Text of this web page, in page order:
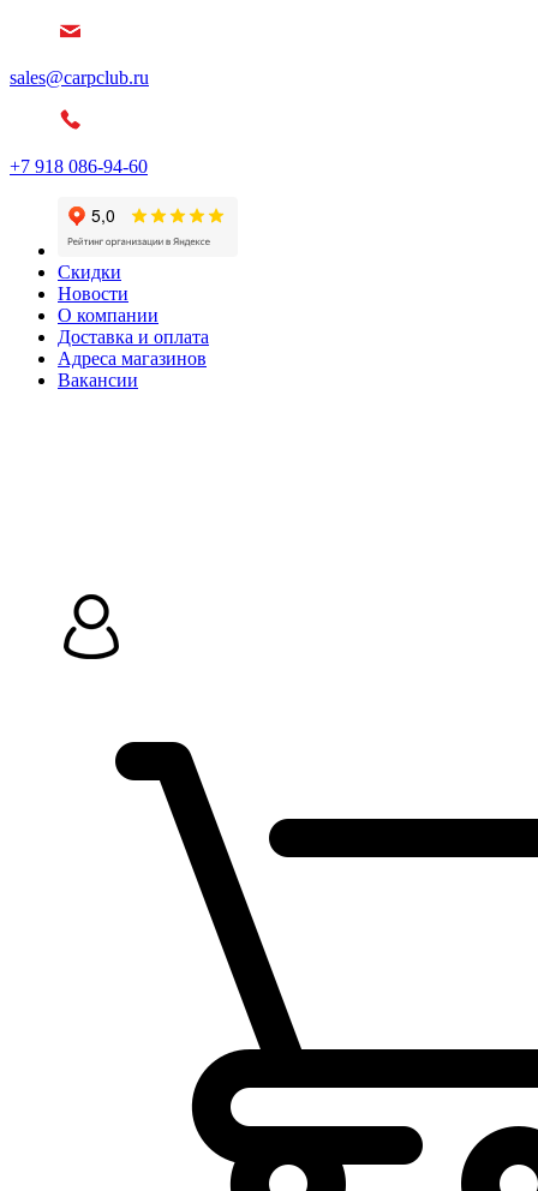
sales@carpclub.ru
+7 918 086-94-60
Скидки
Новости
О компании
Доставка и оплата
Адреса магазинов
Вакансии